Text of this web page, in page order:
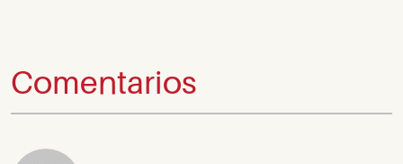
Comentarios